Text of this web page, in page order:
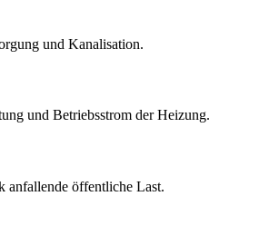
und Kanalisation.
und Betriebsstrom der Heizung.
anfallende öffentliche Last.